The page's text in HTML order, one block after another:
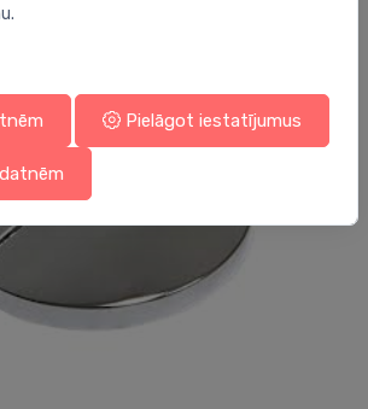
Pielāgot iestatījumus